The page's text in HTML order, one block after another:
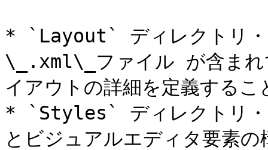
* `Layout` ディレクトリ・
\_.xml\_ファイル が含まれ
イアウトの詳細を定義するこ
* `Styles` ディレクトリ
とビジュアルエディタ要素